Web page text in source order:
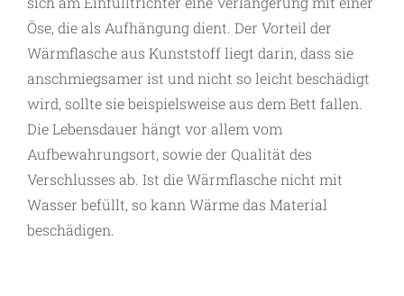
Öse, die als Aufhängung dient. Der Vorteil der
Wärmflasche aus Kunststoff liegt darin, dass sie
anschmiegsamer ist und nicht so leicht beschädigt
wird, sollte sie beispielsweise aus dem Bett fallen.
Die Lebensdauer hängt vor allem vom
Aufbewahrungsort, sowie der Qualität des
Verschlusses ab. Ist die Wärmflasche nicht mit
Wasser befüllt, so kann Wärme das Material
beschädigen.